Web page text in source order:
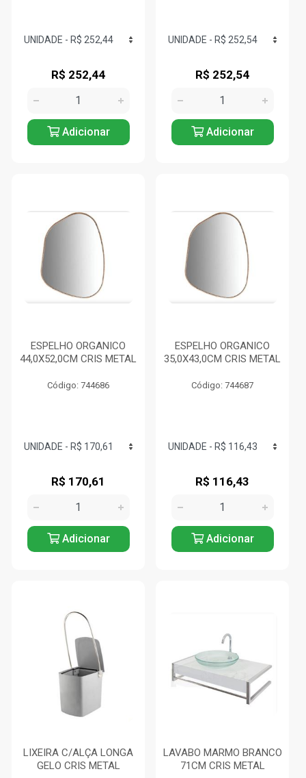
R$ 252,44
Adicionar
R$ 252,54
Adicionar
ESPELHO ORGANICO
44,0X52,0CM CRIS METAL
Código: 744686
R$ 170,61
Adicionar
ESPELHO ORGANICO
35,0X43,0CM CRIS METAL
Código: 744687
R$ 116,43
Adicionar
LIXEIRA C/ALÇA LONGA
GELO CRIS METAL
LAVABO MARMO BRANCO
71CM CRIS METAL